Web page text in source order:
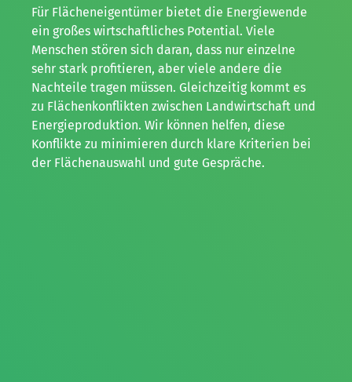
Für Flächeneigentümer bietet die Energiewende
ein großes wirtschaftliches Potential. Viele
Menschen stören sich daran, dass nur einzelne
sehr stark profitieren, aber viele andere die
Nachteile tragen müssen. Gleichzeitig kommt es
zu Flächenkonflikten zwischen Landwirtschaft und
Energieproduktion. Wir können helfen, diese
Konflikte zu minimieren durch klare Kriterien bei
der Flächenauswahl und gute Gespräche.